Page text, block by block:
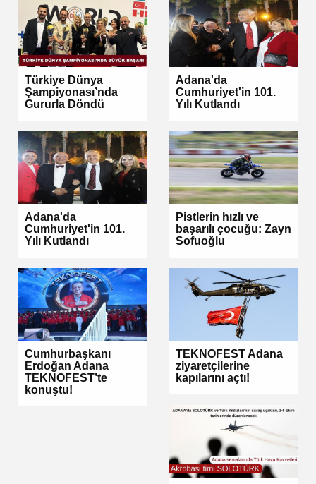
Türkiye Dünya
Şampiyonası’nda
Gururla Döndü
Adana'da
Cumhuriyet'in 101.
Yılı Kutlandı
Adana'da
Cumhuriyet'in 101.
Yılı Kutlandı
Pistlerin hızlı ve
başarılı çocuğu: Zayn
Sofuoğlu
Cumhurbaşkanı
Erdoğan Adana
TEKNOFEST’te
konuştu!
TEKNOFEST Adana
ziyaretçilerine
kapılarını açtı!